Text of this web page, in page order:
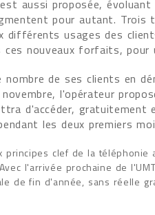
aussi proposée, évoluant
pour autant.
différents usages des
nouveaux forfaits, pour
nombre de ses clients en
l'opérateur
d'accéder,
les deux premiers
principes clef de la
l'arrivée prochaine de
de fin d'année, sans réelle